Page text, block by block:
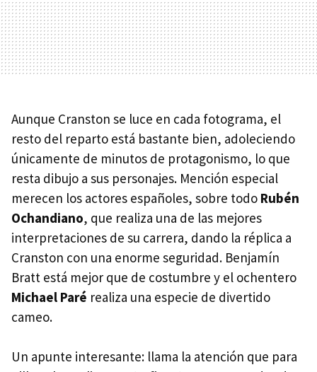
Aunque Cranston se luce en cada fotograma, el
resto del reparto está bastante bien, adoleciendo
únicamente de minutos de protagonismo, lo que
resta dibujo a sus personajes. Mención especial
merecen los actores españoles, sobre todo Rubén
Ochandiano, que realiza una de las mejores
interpretaciones de su carrera, dando la réplica a
Cranston con una enorme seguridad. Benjamín
Bratt está mejor que de costumbre y el ochentero
Michael Paré realiza una especie de divertido
cameo.
Un apunte interesante: llama la atención que para